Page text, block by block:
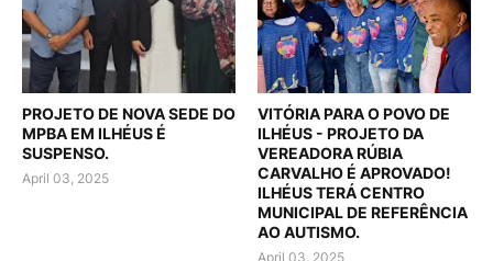
PROJETO DE NOVA SEDE DO
MPBA EM ILHÉUS É
SUSPENSO.
April 03, 2025
VITÓRIA PARA O POVO DE
ILHÉUS - PROJETO DA
VEREADORA RÚBIA
CARVALHO É APROVADO!
ILHÉUS TERÁ CENTRO
MUNICIPAL DE REFERÊNCIA
AO AUTISMO.
April 03, 2025